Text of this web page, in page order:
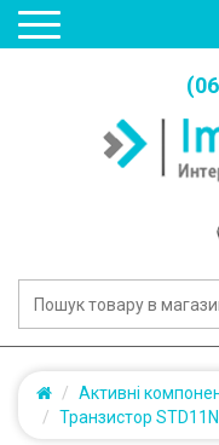
Активні
Транзистор